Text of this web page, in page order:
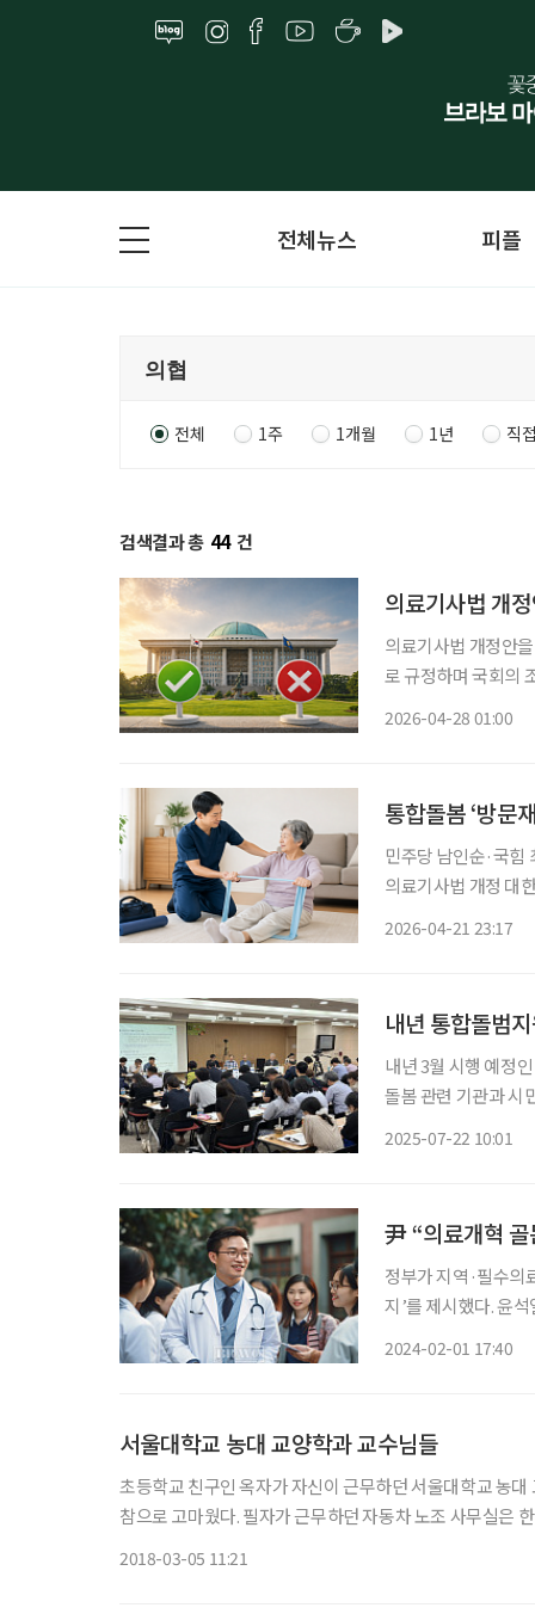
전체뉴스 피플
전체 1주 1개월 1년 직
검색결과 총 44 건
의료기사법 개
의료기사법 개정안
로 규정하며 국회의
2026-04-28 01:00
통합돌봄 ‘방문
민주당 남인순·국힘
의료기사법 개정 대
2026-04-21 23:17
내년 통합돌범
내년 3월 시행 예정
돌봄 관련 기관과 시
2025-07-22 10:01
尹 “의료개혁
정부가 지역·필수의
지’를 제시했다. 윤
2024-02-01 17:40
서울대학교 농대 교양학과 교수님들
초등학교 친구인 옥자가 자신이 근무하던 서울대학교 농
참으로 고마웠다. 필자가 근무하던 자동차 노조 사무실은
2018-03-05 11:21